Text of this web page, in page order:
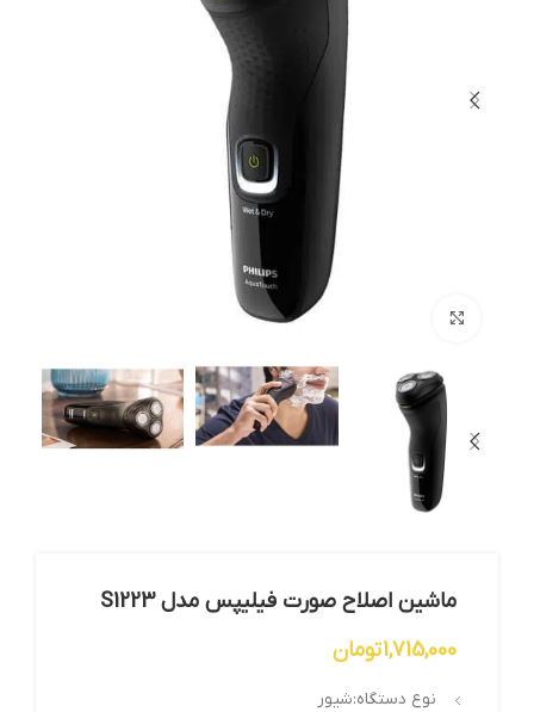
ماشین اصلاح صورت فیلیپس مدل S1223
1,715,000تومان
نوع دستگاه:شیور